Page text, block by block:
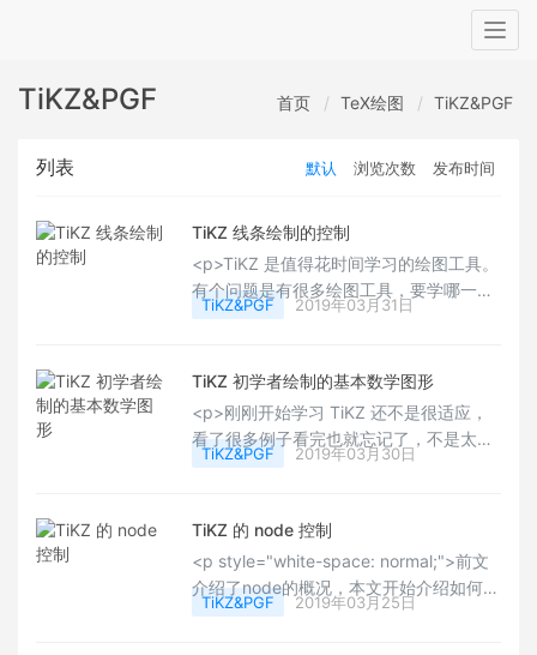
TiKZ&PGF 首页 TeX绘图 TiKZ&PGF
列表 默认 浏览次数 发布时间
TiKZ 线条绘制的控制
<p>TiKZ 是值得花时间学习的绘图工具。
有个问题是有很多绘图工具，要学哪一个
比较好？其实学哪一个都好，只要你的图
择，以前我也花了很大的功夫学
metaPost，虽然现在很少用上，但是绘图
的基本观念，都是一样的。Happy
LaTeXing！~</p>
TiKZ&PGF 2019年03月31日
TiKZ 初学者绘制的基本数学图形
<p>刚刚开始学习 TiKZ 还不是很适应，
看了很多例子看完也就忘记了，不是太复
杂就是太粗糙，不是那么实用帮助我们日
的几个简单的数学象限里的图片。做得非
常不错，有喜欢的用户可以观瞻观瞻。
Happy TiKZing!~</p>
TiKZ&PGF 2019年03月30日
TiKZ 的 node 控制
<p style="white-space: normal;">前文
介绍了node的概况，本文开始介绍如何控
制node，画出心中理想的图形。node是
TiKZ&PGF 2019年03月25日